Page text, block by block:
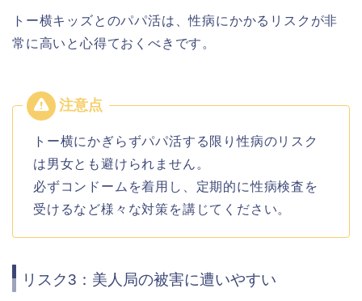
トー横キッズとのパパ活は、性病にかかるリスクが非
常に高いと心得ておくべきです。
トー横にかぎらずパパ活する限り性病のリスク
は男女とも避けられません。
必ずコンドームを着用し、定期的に性病検査を
受けるなど様々な対策を講じてください。
リスク3：美人局の被害に遭いやすい